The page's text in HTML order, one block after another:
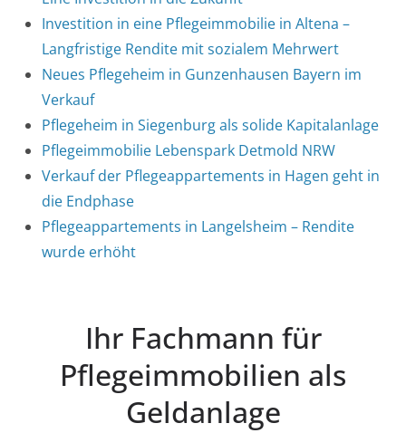
Investition in eine Pflegeimmobilie in Altena –
Langfristige Rendite mit sozialem Mehrwert
Neues Pflegeheim in Gunzenhausen Bayern im
Verkauf
Pflegeheim in Siegenburg als solide Kapitalanlage
Pflegeimmobilie Lebenspark Detmold NRW
Verkauf der Pflegeappartements in Hagen geht in
die Endphase
Pflegeappartements in Langelsheim – Rendite
wurde erhöht
Ihr Fachmann für
Pflegeimmobilien als
Geldanlage